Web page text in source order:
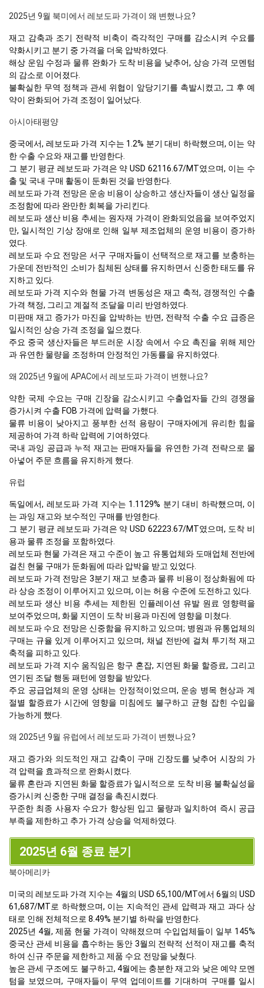
2025년 9월 북미에서 레보도파 가격이 왜 변했나요?
재고 감축과 조기 전략적 비축이 즉각적인 구매를 감소시켜 수요를
약화시키고 분기 중 가격을 더욱 압박하였다.
해상 운임 수정과 물류 완화가 도착 비용을 낮추어, 상승 가격 모멘텀
의 감소로 이어졌다.
불확실한 무역 정책과 관세 위협이 앞당기기를 촉발시켰고, 그 후 예
약이 완화되어 가격 조정이 일어났다.
아시아태평양
중국에서, 레보도파 가격 지수는 1.2% 분기 대비 하락했으며, 이는 약
한 수출 수요와 재고를 반영한다.
그 분기 평균 레보도파 가격은 약 USD 62116.67/MT였으며, 이는 수
출 및 국내 구매 활동이 둔화된 것을 반영한다.
레보도파 가격 전망은 운송 비용이 상승하고 생산자들이 생산 일정을
조정함에 따라 완만한 회복을 가리킨다.
레보도파 생산 비용 추세는 원자재 가격이 완화되었음을 보여주었지
만, 일시적인 기상 장애로 인해 일부 제조업체의 운영 비용이 증가하
였다.
레보도파 수요 전망은 서구 구매자들이 선택적으로 재고를 보충하는
가운데 전반적인 소비가 침체된 상태를 유지하면서 신중한 태도를 유
지하고 있다.
레보도파 가격 지수와 현물 가격 변동성은 재고 축적, 경쟁적인 수출
가격 책정, 그리고 계절적 조달을 미리 반영하였다.
미판매 재고 증가가 마진을 압박하는 반면, 전략적 수출 수요 급증은
일시적인 상승 가격 조정을 일으켰다.
주요 중국 생산자들은 부드러운 시장 속에서 수요 촉진을 위해 제안
과 유연한 물량을 조정하며 안정적인 가동률을 유지하였다.
왜 2025년 9월에 APAC에서 레보도파 가격이 변했나요?
약한 국제 수요는 구매 긴장을 감소시키고 수출업자들 간의 경쟁을
증가시켜 수출 FOB 가격에 압력을 가했다.
물류 비용이 낮아지고 풍부한 선적 용량이 구매자에게 유리한 힘을
제공하여 가격 하락 압력에 기여하였다.
국내 과잉 공급과 누적 재고는 판매자들을 유연한 가격 전략으로 몰
아넣어 주문 흐름을 유지하게 했다.
유럽
독일에서, 레보도파 가격 지수는 1.1129% 분기 대비 하락했으며, 이
는 과잉 재고와 보수적인 구매를 반영한다.
그 분기 평균 레보도파 가격은 약 USD 62223.67/MT였으며, 도착 비
용과 물류 조정을 포함하였다.
레보도파 현물 가격은 재고 수준이 높고 유통업체와 도매업체 전반에
걸친 현물 구매가 둔화됨에 따라 압박을 받고 있었다.
레보도파 가격 전망은 3분기 재고 보충과 물류 비용이 정상화됨에 따
라 상승 조정이 이루어지고 있으며, 이는 허용 수준에 도전하고 있다.
레보도파 생산 비용 추세는 제한된 인플레이션 유발 원료 영향력을
보여주었으며, 화물 지연이 도착 비용과 마진에 영향을 미쳤다.
레보도파 수요 전망은 신중함을 유지하고 있으며; 병원과 유통업체의
구매는 규율 있게 이루어지고 있으며, 채널 전반에 걸쳐 투기적 재고
축적을 피하고 있다.
레보도파 가격 지수 움직임은 항구 혼잡, 지연된 화물 할증료, 그리고
연기된 조달 행동 패턴에 영향을 받았다.
주요 공급업체의 운영 상태는 안정적이었으며, 운송 병목 현상과 계
절별 할증료가 시간에 영향을 미침에도 불구하고 균형 잡힌 수입을
가능하게 했다.
왜 2025년 9월 유럽에서 레보도파 가격이 변했나요?
재고 증가와 의도적인 재고 감축이 구매 긴장도를 낮추어 시장의 가
격 압력을 효과적으로 완화시켰다.
물류 혼란과 지연된 화물 할증료가 일시적으로 도착 비용 불확실성을
증가시켜 신중한 구매 결정을 촉진시켰다.
꾸준한 최종 사용자 수요가 향상된 입고 물량과 일치하여 즉시 공급
부족을 제한하고 추가 가격 상승을 억제하였다.
2025년 6월 종료 분기
북아메리카
미국의 레보도파 가격 지수는 4월의 USD 65,100/MT에서 6월의 USD
61,687/MT로 하락했으며, 이는 지속적인 관세 압력과 재고 과다 상
태로 인해 전체적으로 8.49% 분기별 하락을 반영한다.
2025년 4월, 제품 현물 가격이 약해졌으며 수입업체들이 일부 145%
중국산 관세 비용을 흡수하는 동안 3월의 전략적 선적이 재고를 축적
하여 신규 주문을 제한하고 제품 수요 전망을 낮췄다.
높은 관세 구조에도 불구하고, 4월에는 충분한 재고와 낮은 예약 모멘
텀을 보였으며, 구매자들이 무역 업데이트를 기대하며 구매를 일시